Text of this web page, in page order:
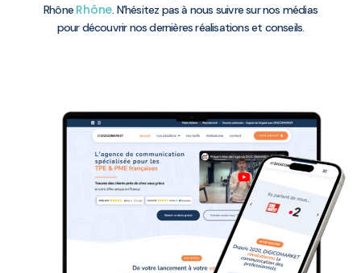
Rhône Rhône. N’hésitez pas à nous suivre sur nos médias
pour découvrir nos dernières réalisations et conseils.